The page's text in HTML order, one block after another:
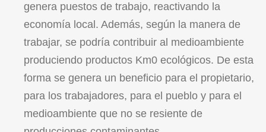
genera puestos de trabajo, reactivando la
economía local. Además, según la manera de
trabajar, se podría contribuir al medioambiente
produciendo productos Km0 ecológicos. De esta
forma se genera un beneficio para el propietario,
para los trabajadores, para el pueblo y para el
medioambiente que no se resiente de